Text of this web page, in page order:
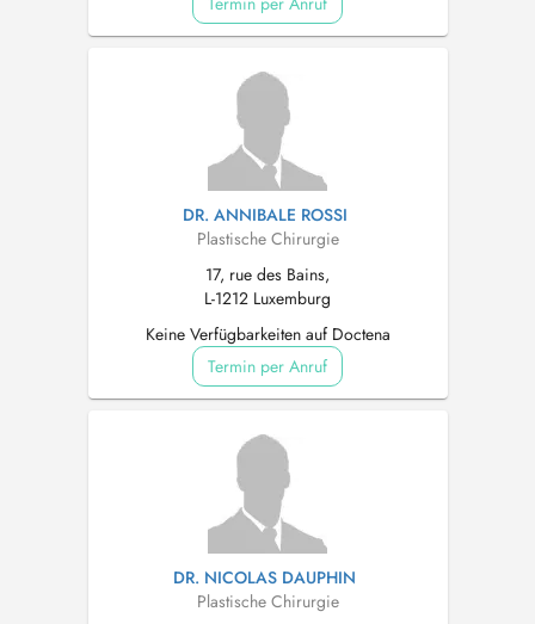
DR. ANNIBALE ROSSI
Plastische Chirurgie
17, rue des Bains,
L-1212 Luxemburg
Keine Verfügbarkeiten auf Doctena
Termin per Anruf
DR. NICOLAS DAUPHIN
Plastische Chirurgie